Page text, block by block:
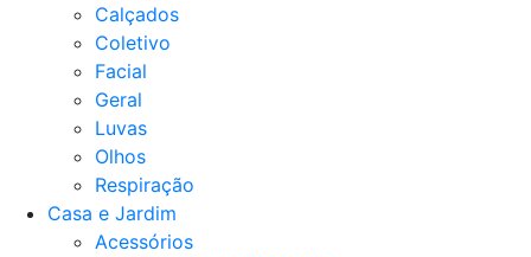
Calçados
Coletivo
Facial
Geral
Luvas
Olhos
Respiração
Casa e Jardim
Acessórios